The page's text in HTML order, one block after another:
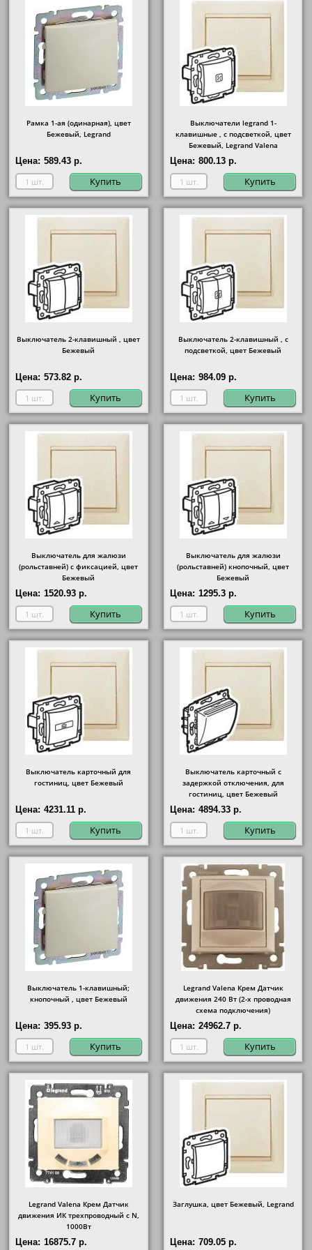
Рамка 1-ая (одинарная), цвет
Бежевый, Legrand
Цена: 589.43 р.
Купить
Выключатели legrand 1-
клавишные , с подсветкой, цвет
Бежевый, Legrand Valena
Цена: 800.13 р.
Купить
Выключатель 2-клавишный , цвет
Бежевый
Цена: 573.82 р.
Купить
Выключатель 2-клавишный , с
подсветкой, цвет Бежевый
Цена: 984.09 р.
Купить
Выключатель для жалюзи
(рольставней) с фиксацией, цвет
Бежевый
Цена: 1520.93 р.
Купить
Выключатель для жалюзи
(рольставней) кнопочный, цвет
Бежевый
Цена: 1295.3 р.
Купить
Выключатель карточный для
гостиниц, цвет Бежевый
Цена: 4231.11 р.
Купить
Выключатель карточный с
задержкой отключения, для
гостиниц, цвет Бежевый
Цена: 4894.33 р.
Купить
Выключатель 1-клавишный;
кнопочный , цвет Бежевый
Цена: 395.93 р.
Купить
Legrand Valena Крем Датчик
движения 240 Вт (2-х проводная
схема подключения)
Цена: 24962.7 р.
Купить
Legrand Valena Крем Датчик
движения ИК трехпроводный с N,
1000Вт
Цена: 16875.7 р.
Заглушка, цвет Бежевый, Legrand
Цена: 709.05 р.